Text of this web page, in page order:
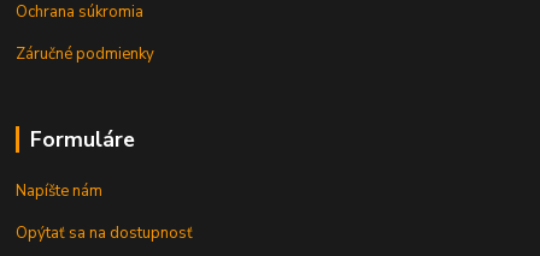
Ochrana súkromia
Záručné podmienky
Formuláre
Napíšte nám
Opýtať sa na dostupnosť